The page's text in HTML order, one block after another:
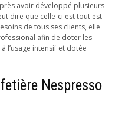
avoir développé plusieurs
dire que celle-ci est tout est
de tous ses clients, elle
afin de doter les
l’usage intensif et dotée
Nespresso